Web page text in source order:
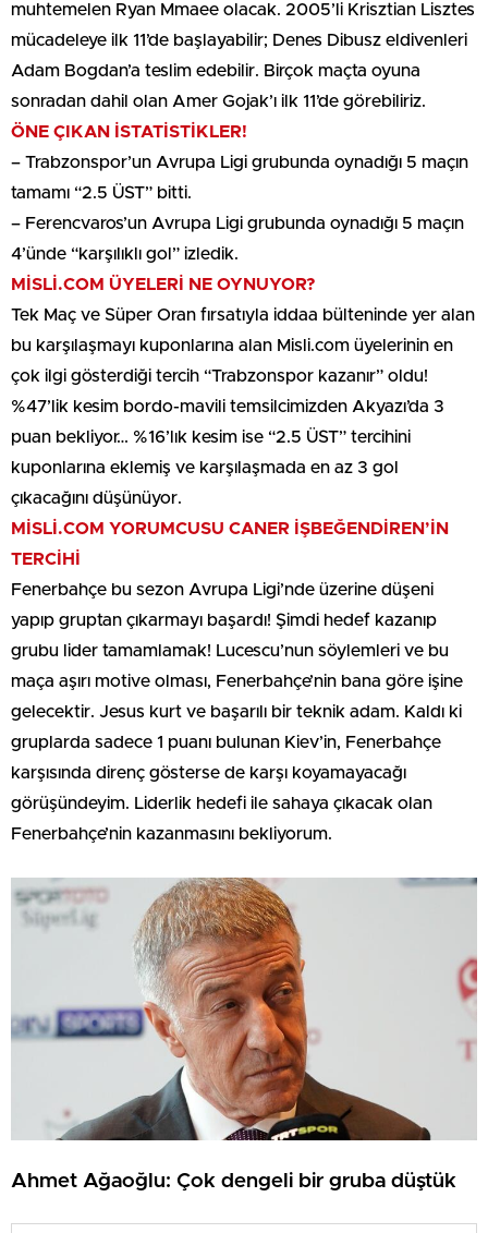
muhtemelen Ryan Mmaee olacak. 2005’li Krisztian Lisztes
mücadeleye ilk 11’de başlayabilir; Denes Dibusz eldivenleri
Adam Bogdan’a teslim edebilir. Birçok maçta oyuna
sonradan dahil olan Amer Gojak’ı ilk 11’de görebiliriz.
ÖNE ÇIKAN İSTATİSTİKLER!
– Trabzonspor’un Avrupa Ligi grubunda oynadığı 5 maçın
tamamı “2.5 ÜST” bitti.
– Ferencvaros’un Avrupa Ligi grubunda oynadığı 5 maçın
4’ünde “karşılıklı gol” izledik.
MİSLİ.COM ÜYELERİ NE OYNUYOR?
Tek Maç ve Süper Oran fırsatıyla iddaa bülteninde yer alan
bu karşılaşmayı kuponlarına alan Misli.com üyelerinin en
çok ilgi gösterdiği tercih “Trabzonspor kazanır” oldu!
%47’lik kesim bordo-mavili temsilcimizden Akyazı’da 3
puan bekliyor… %16’lık kesim ise “2.5 ÜST” tercihini
kuponlarına eklemiş ve karşılaşmada en az 3 gol
çıkacağını düşünüyor.
MİSLİ.COM YORUMCUSU CANER İŞBEĞENDİREN’İN
TERCİHİ
Fenerbahçe bu sezon Avrupa Ligi’nde üzerine düşeni
yapıp gruptan çıkarmayı başardı! Şimdi hedef kazanıp
grubu lider tamamlamak! Lucescu’nun söylemleri ve bu
maça aşırı motive olması, Fenerbahçe’nin bana göre işine
gelecektir. Jesus kurt ve başarılı bir teknik adam. Kaldı ki
gruplarda sadece 1 puanı bulunan Kiev’in, Fenerbahçe
karşısında direnç gösterse de karşı koyamayacağı
görüşündeyim. Liderlik hedefi ile sahaya çıkacak olan
Fenerbahçe’nin kazanmasını bekliyorum.
Ahmet Ağaoğlu: Çok dengeli bir gruba düştük